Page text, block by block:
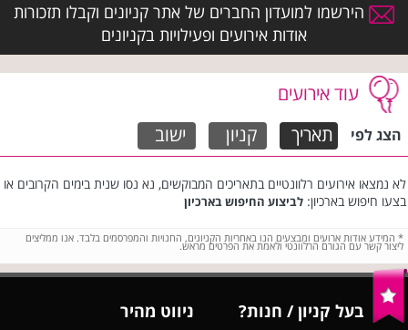
הירשמו למועדון החברים של אתר קניונים וקבלו תזכורות
אודות אירועים ופעילויות בקניונים
עוד אירועים
הצג לפי תאריך קניון ישוב
לא נמצאו אירועים רלוונטיים בתאריכים המבוקשים, נא נסו שנית בימים הקרובים או
בצעו חיפוש בארכיון: לביצוע החיפוש בארכיון
* המידע אודות ארועים ומבצעים הנו באחריות הקניונים, החנויות והמפרסמים בלבד. אנו ממליצים
ליצור קשר עם הגורם הרלוונטי ולאמת את הפרטים מראש.
בעל קניון / חנות?
ניווט מהיר